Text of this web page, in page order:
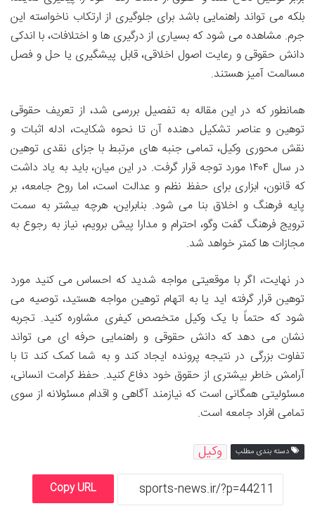
بلکه می تواند راهنمایی باشد برای جلوگیری از ارتکاب ناخواسته این
جرم. مشاهده می شود که بسیاری از درگیری ها و اختلافات، با اندکی
دانش حقوقی و رعایت اصول اخلاقی، قابل پیشگیری یا حل و فصل
مسالمت آمیز هستند.
همانطور که در این مقاله به تفصیل بررسی شد، از تعریف حقوقی
توهین و عناصر تشکیل دهنده آن تا نحوه شکایت، ادله اثبات و
نقش محوری وکیل، تمامی جنبه های مرتبط با جزای نقدی توهین
در سال ۱۴۰۴ مورد توجه قرار گرفت. در این میان، باید به یاد داشت
که قانون، ابزاری برای حفظ نظم و عدالت است، اما روح جامعه، بر
پایه فرهنگ و اخلاق بنا می شود. بنابراین، هرچه بیشتر به سمت
ترویج فرهنگ گفت وگو، احترام و مدارا پیش برویم، نیاز به رجوع به
مجازات ها کمتر خواهد شد.
در نهایت، اگر با موقعیتی مواجه شدید که احساس می کنید مورد
توهین قرار گرفته اید یا به اتهام توهین مواجه هستید، توصیه می
شود که حتماً با یک وکیل متخصص کیفری مشاوره کنید. تجربه
نشان می دهد که دانش حقوقی و راهنمایی حرفه ای می تواند
تفاوت بزرگی در نتیجه پرونده ایجاد کند و به شما کمک کند تا با
آرامش خاطر بیشتری از حقوق خود دفاع کنید. حفظ کرامت انسانی،
مسئولیتی همگانی است که نیازمند آگاهی و اقدام مسئولانه از سوی
تمامی افراد جامعه است.
دسته بندی مطلب وکیل
Copy URL